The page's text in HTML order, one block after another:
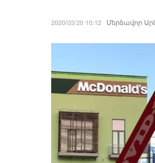
2020/03/20 10:12 Մերձավոր